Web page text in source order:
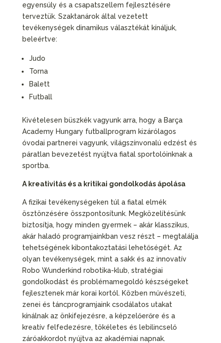
egyensúly és a csapatszellem fejlesztésére
terveztük. Szaktanárok által vezetett
tevékenységek dinamikus választékát kínáljuk,
beleértve:
Judo
Torna
Balett
Futball
Kivételesen büszkék vagyunk arra, hogy a Barça
Academy Hungary futballprogram kizárólagos
óvodai partnerei vagyunk, világszínvonalú edzést és
páratlan bevezetést nyújtva fiatal sportolóinknak a
sportba.
A kreativitás és a kritikai gondolkodás ápolása
A fizikai tevékenységeken túl a fiatal elmék
ösztönzésére összpontosítunk. Megközelítésünk
biztosítja, hogy minden gyermek – akár klasszikus,
akár haladó programjainkban vesz részt – megtalálja
tehetségének kibontakoztatási lehetőségét. Az
olyan tevékenységek, mint a sakk és az innovatív
Robo Wunderkind robotika-klub, stratégiai
gondolkodást és problémamegoldó készségeket
fejlesztenek már korai kortól. Közben művészeti,
zenei és táncprogramjaink csodálatos utakat
kínálnak az önkifejezésre, a képzelőerőre és a
kreatív felfedezésre, tökéletes és lebilincselő
záróakkordot nyújtva az akadémiai napnak.